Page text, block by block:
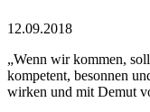
12.09.2018
„Wenn wir kommen,
kompetent, besonnen
wirken und mit Demut